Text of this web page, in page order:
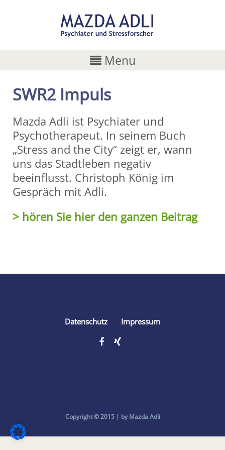
Menu
SWR2 Impuls
Mazda Adli ist Psychiater und
Psychotherapeut. In seinem Buch
„Stress and the City“ zeigt er, wann
uns das Stadtleben negativ
beeinflusst. Christoph König im
Gespräch mit Adli.
> hören Sie hier den ganzen Beitrag
Datenschutz Impressum
Copyright © 2015 | by Mazda Adli